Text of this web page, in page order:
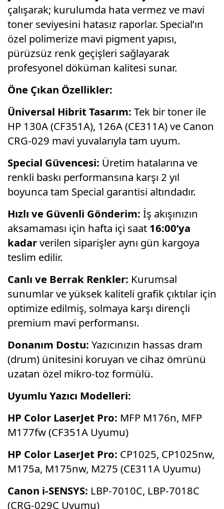
çalışarak; kurulumda hata vermez ve mavi
toner seviyesini hatasız raporlar. Special’ın
özel polimerize mavi pigment yapısı,
pürüzsüz renk geçişleri sağlayarak
profesyonel döküman kalitesi sunar.
Öne Çıkan Özellikler:
Üniversal Hibrit Tasarım: Tek bir toner ile
HP 130A (CF351A), 126A (CE311A) ve Canon
CRG-029 mavi yuvalarıyla tam uyum.
Special Güvencesi: Üretim hatalarına ve
renkli baskı performansına karşı 2 yıl
boyunca tam Special garantisi altındadır.
Hızlı ve Güvenli Gönderim: İş akışınızın
aksamaması için hafta içi saat 16:00’ya
kadarverilen siparişler aynı gün kargoya
teslim edilir.
Canlı ve Berrak Renkler: Kurumsal
sunumlar ve yüksek kaliteli grafik çıktılar için
optimize edilmiş, solmaya karşı dirençli
premium mavi performansı.
Donanım Dostu: Yazıcınızın hassas dram
(drum) ünitesini koruyan ve cihaz ömrünü
uzatan özel mikro-toz formülü.
Uyumlu Yazıcı Modelleri:
HP Color LaserJet Pro: MFP M176n, MFP
M177fw (CF351A Uyumu)
HP Color LaserJet Pro: CP1025, CP1025nw,
M175a, M175nw, M275 (CE311A Uyumu)
Canon i-SENSYS: LBP-7010C, LBP-7018C
(CRG-029C Uyumu)